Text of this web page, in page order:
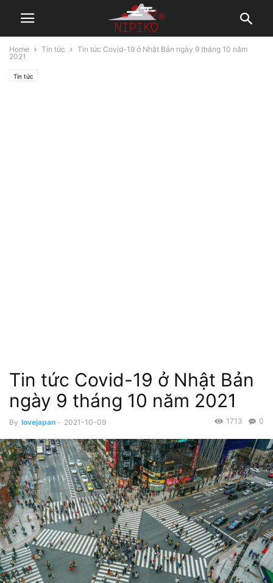
Home Tin tức
Tin tức Covid-19 ở Nhật Bản ngày 9 tháng 10 năm
2021
Tin tức
Tin tức Covid-19 ở Nhật Bản
ngày 9 tháng 10 năm 2021
By lovejapan - 2021-10-09 0
1713